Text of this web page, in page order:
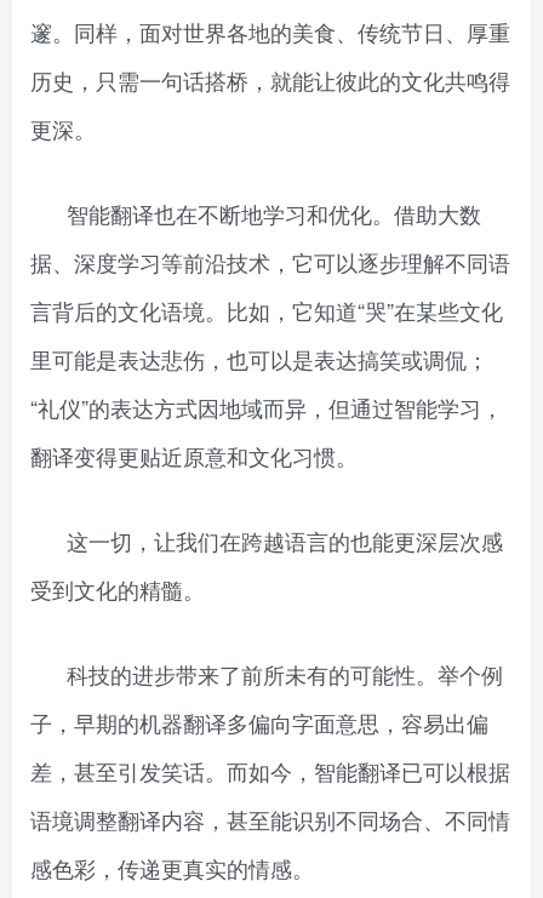
邃。同样，面对世界各地的美食、传统节日、厚重
历史，只需一句话搭桥，就能让彼此的文化共鸣得
更深。
智能翻译也在不断地学习和优化。借助大数
据、深度学习等前沿技术，它可以逐步理解不同语
言背后的文化语境。比如，它知道“哭”在某些文化
里可能是表达悲伤，也可以是表达搞笑或调侃；
“礼仪”的表达方式因地域而异，但通过智能学习，
翻译变得更贴近原意和文化习惯。
这一切，让我们在跨越语言的也能更深层次感
受到文化的精髓。
科技的进步带来了前所未有的可能性。举个例
子，早期的机器翻译多偏向字面意思，容易出偏
差，甚至引发笑话。而如今，智能翻译已可以根据
语境调整翻译内容，甚至能识别不同场合、不同情
感色彩，传递更真实的情感。